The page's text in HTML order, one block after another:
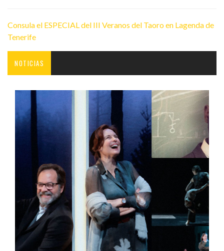
Consula el ESPECIAL del III Veranos del Taoro en Lagenda de
Tenerife
NOTICIAS